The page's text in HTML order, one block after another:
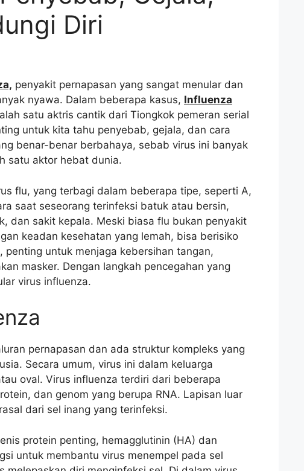
Diri
penyakit pernapasan yang sangat menular dan
nyawa. Dalam beberapa kasus, Influenza
satu aktris cantik dari Tiongkok pemeran serial
untuk kita tahu penyebab, gejala, dan cara
benar-benar berbahaya, sebab virus ini banyak
satu aktor hebat dunia.
flu, yang terbagi dalam beberapa tipe, seperti A,
saat seseorang terinfeksi batuk atau bersin,
dan sakit kepala. Meski biasa flu bukan penyakit
keadan kesehatan yang lemah, bisa berisiko
untuk menjaga kebersihan tangan,
masker. Dengan langkah pencegahan yang
virus influenza.
pernapasan dan ada struktur kompleks yang
Secara umum, virus ini dalam keluarga
oval. Virus influenza terdiri dari beberapa
dan genom yang berupa RNA. Lapisan luar
dari sel inang yang terinfeksi.
protein penting, hemagglutinin (HA) dan
untuk membantu virus menempel pada sel